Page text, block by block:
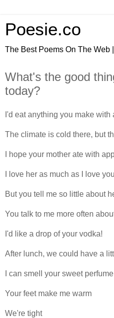
Poesie.co
The Best Poems On The Web |
What's the good
today?
I'd eat anything you make with
The climate is cold there, but
I hope your mother ate with
I love her as much as I love you
But you tell me so little about
You talk to me more often
I'd like a drop of your vodka!
After lunch, we could have a
I can smell your sweet perfume
Your feet make me warm
We're tight